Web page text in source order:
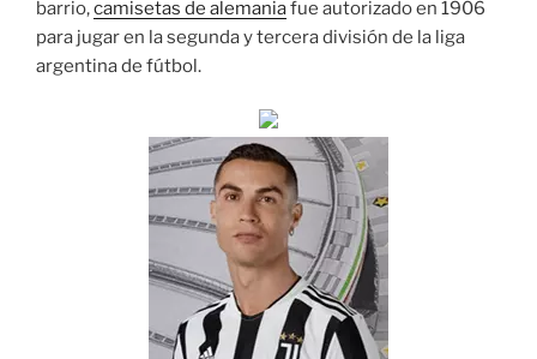
barrio,camisetas de alemaniafue autorizado en 1906
para jugar en la segunda y tercera división de la liga
argentina de fútbol.